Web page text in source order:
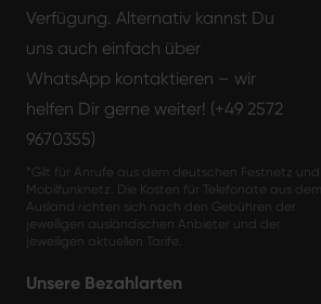
Verfügung. Alternativ kannst Du
uns auch einfach über
WhatsApp kontaktieren – wir
helfen Dir gerne weiter! (+49 2572
9670355)
*Gilt für Anrufe aus dem deutschen Festnetz und
Mobilfunknetz. Die Kosten für Telefonate aus dem
Ausland richten sich nach den Gebühren der
jeweiligen ausländischen Anbieter und der
jeweiligen aktuellen Tarife.
Unsere Bezahlarten